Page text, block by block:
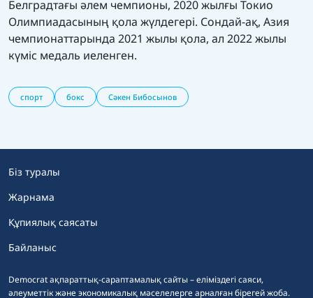
Белградтағы әлем чемпионы, 2020 жылғы Токио
Олимпиадасының қола жүлдегері. Сондай-ақ, Азия
чемпионаттарында 2021 жылы қола, ал 2022 жылы
күміс медаль иеленген.
спорт бокс Сәкен Бибосынов
Democrat ақпараттық-сараптамалық сайты – еліміздегі саяси,
әлеуметтік және экономикалық мәселелерге арналған бірегей жоба.
Біз туралы
Жарнама
Құпиялық саясаты
Байланыс